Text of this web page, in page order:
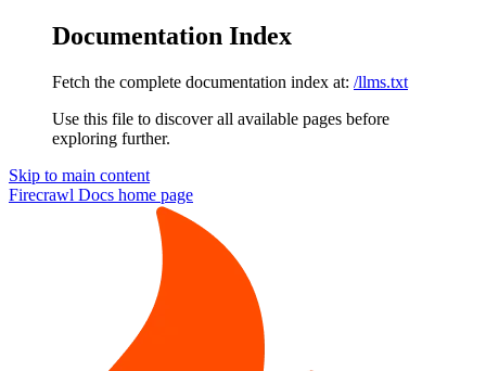
Documentation Index
Fetch the complete documentation index at: /llms.txt
Use this file to discover all available pages before
exploring further.
Skip to main content
Firecrawl Docs home page